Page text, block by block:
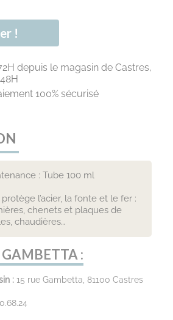
!
depuis le magasin de Castres,
100% sécurisé
: Tube 100 ml
l’acier, la fonte et le fer :
chenets et plaques de
chaudières…
:
: 15 rue Gambetta, 81100 Castres